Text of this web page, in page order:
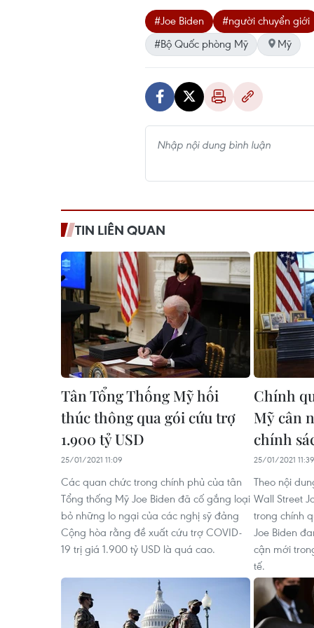
#Joe Biden #người chuyển giới
#Bộ Quốc phòng Mỹ
Mỹ
TIN LIÊN QUAN
Tân Tổng Thống Mỹ hối
thúc thông qua gói cứu trợ
1.900 tỷ USD
25/01/2021 11:09
Các quan chức trong chính phủ của tân
Tổng thống Mỹ Joe Biden đã cố gắng loại
bỏ những lo ngại của các nghị sỹ đảng
Cộng hòa rằng đề xuất cứu trợ COVID-
19 trị giá 1.900 tỷ USD là quá cao.
Chính
Mỹ cân
chính
25/01/2021 11:39
Theo nội
Wall Street
trong chính
Joe Biden
cận mới
tế.